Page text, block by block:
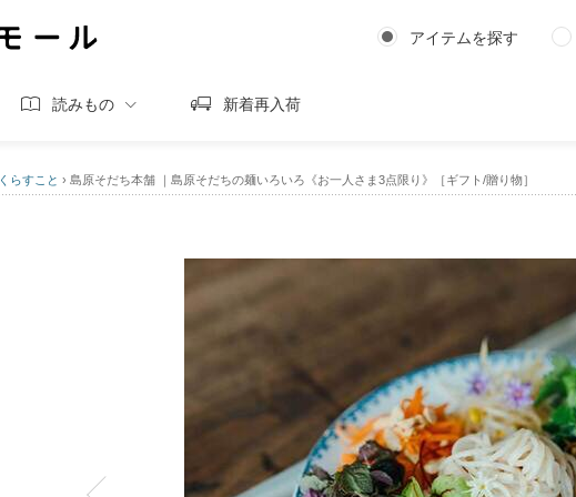
アイテムを探す
読みもの 新着再入荷
くらすこと › 島原そだち本舗 ｜島原そだちの麺いろいろ《お一人さま3点限り》［ギフト/贈り物］